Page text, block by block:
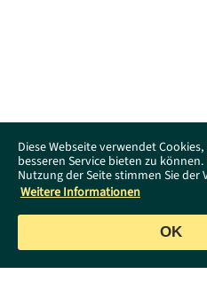
Diese Webseite verwendet
besseren Service bieten zu
Nutzung der Seite stimmen Sie der
Weitere Informationen
OK